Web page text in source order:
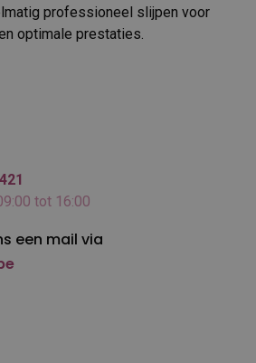
professioneel slijpen voor
optimale prestaties.
tot 16:00
een mail via